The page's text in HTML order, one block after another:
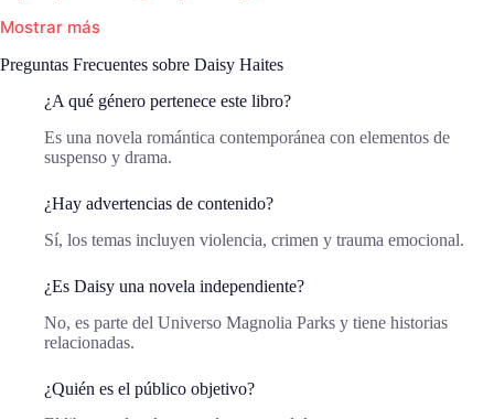
Mostrar más
Preguntas Frecuentes sobre Daisy Haites
¿A qué género pertenece este libro?
Es una novela romántica contemporánea con elementos de
suspenso y drama.
¿Hay advertencias de contenido?
Sí, los temas incluyen violencia, crimen y trauma emocional.
¿Es Daisy una novela independiente?
No, es parte del Universo Magnolia Parks y tiene historias
relacionadas.
¿Quién es el público objetivo?